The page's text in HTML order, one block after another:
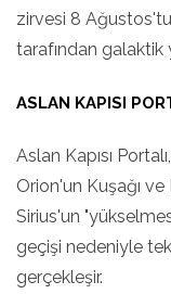
zirvesi 8
tarafından galaktik
ASLAN KAPISI
Aslan Kapısı
Orion'un Kuşağı ve
Sirius'un
geçişi nedeniyle
gerçekleşir.